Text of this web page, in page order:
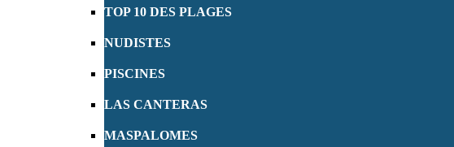
TOP 10 DES PLAGES
NUDISTES
PISCINES
LAS CANTERAS
MASPALOMES